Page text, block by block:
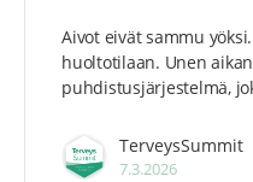
Aivot eivät sammu
huoltotilaan. Unen
puhdistusjärjestelmä,
TerveysSummit
7.3.2026